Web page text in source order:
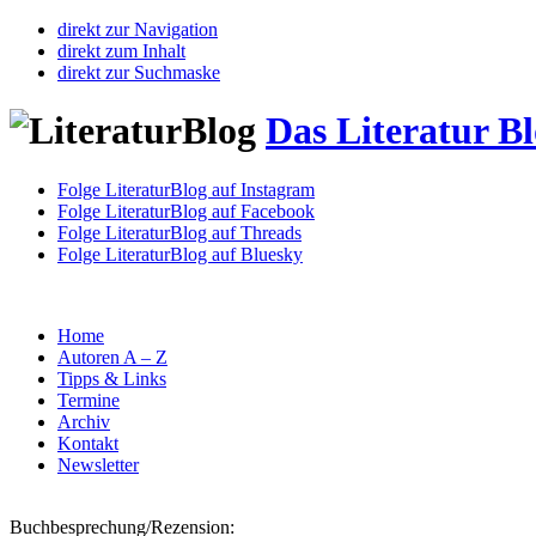
direkt zur Navigation
direkt zum Inhalt
direkt zur Suchmaske
Das Literatur
Folge LiteraturBlog auf Instagram
Folge LiteraturBlog auf Facebook
Folge LiteraturBlog auf Threads
Folge LiteraturBlog auf Bluesky
Home
Autoren A – Z
Tipps & Links
Termine
Archiv
Kontakt
Newsletter
Buchbesprechung/Rezension: